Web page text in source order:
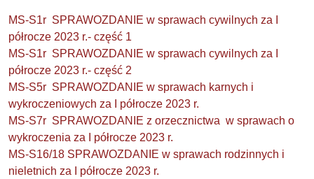
MS-S1r SPRAWOZDANIE w sprawach cywilnych za I
półrocze 2023 r.- część 1
MS-S1r SPRAWOZDANIE w sprawach cywilnych za I
półrocze 2023 r.- część 2
MS-S5r SPRAWOZDANIE w sprawach karnych i
wykroczeniowych za I półrocze 2023 r.
MS-S7r SPRAWOZDANIE z orzecznictwa w sprawach o
wykroczenia za I półrocze 2023 r.
MS-S16/18 SPRAWOZDANIE w sprawach rodzinnych i
nieletnich za I półrocze 2023 r.